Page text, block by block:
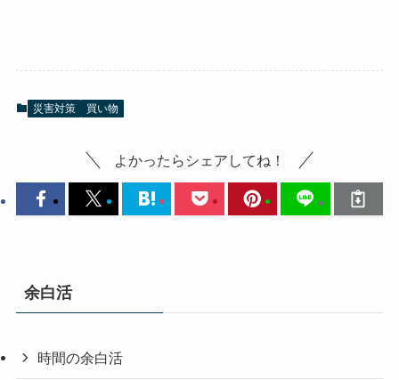
災害対策 買い物
よかったらシェアしてね！
余白活
時間の余白活